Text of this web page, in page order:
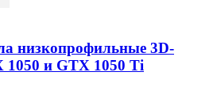
низкопрофильные 3D-
1050 и GTX 1050 Ti